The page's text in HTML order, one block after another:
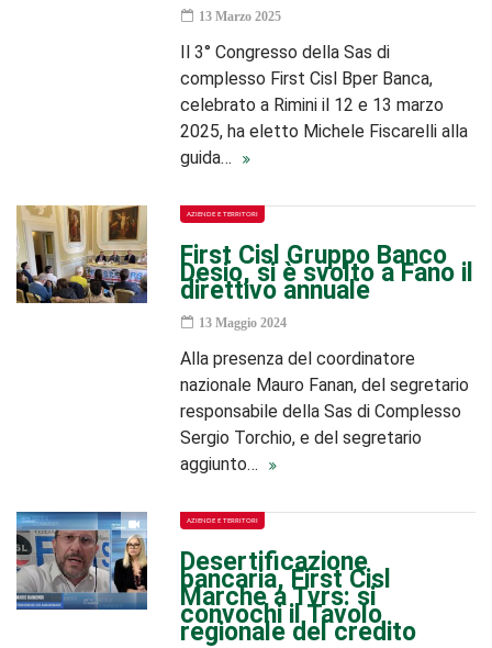
13 Marzo 2025
Il 3° Congresso della Sas di
complesso First Cisl Bper Banca,
celebrato a Rimini il 12 e 13 marzo
2025, ha eletto Michele Fiscarelli alla
guida…
AZIENDE E TERRITORI
First Cisl Gruppo Banco
Desio, si è svolto a Fano il
direttivo annuale
13 Maggio 2024
Alla presenza del coordinatore
nazionale Mauro Fanan, del segretario
responsabile della Sas di Complesso
Sergio Torchio, e del segretario
aggiunto…
AZIENDE E TERRITORI
Desertificazione
bancaria, First Cisl
Marche a Tvrs: si
convochi il Tavolo
regionale del credito